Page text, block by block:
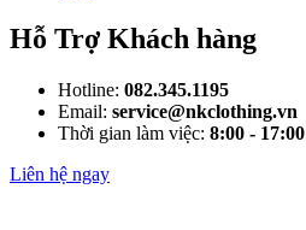
Hỗ Trợ Khách hàng
Hotline: 082.345.1195
Email: service@nkclothing.vn
Thời gian làm việc: 8:00 - 17:00
Liên hệ ngay